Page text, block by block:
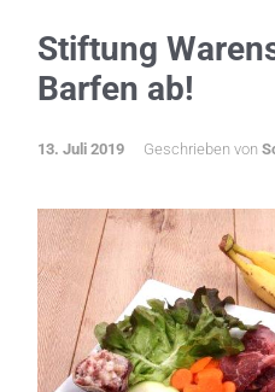
Stiftung
Barfen ab!
13. Juli 2019 Geschrieben von